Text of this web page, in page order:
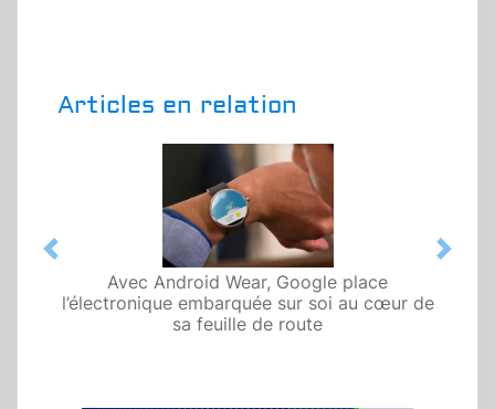
Articles en relation
Avec Android Wear, Google place
l’électronique embarquée sur soi au cœur de
sa feuille de route
Previous Next